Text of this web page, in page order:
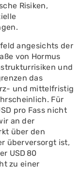
Risiken,
angesichts der
von Hormus
und
das
und mittelfristig
Für
pro Fass nicht
an der
über den
überversorgt ist,
USD 80
zu einer